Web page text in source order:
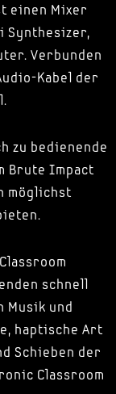
einen Mixer
Synthesizer,
Verbunden
Kabel der
zu bedienende
Brute Impact
möglichst
schnell
Musik und
haptische Art
Schieben der
Classroom